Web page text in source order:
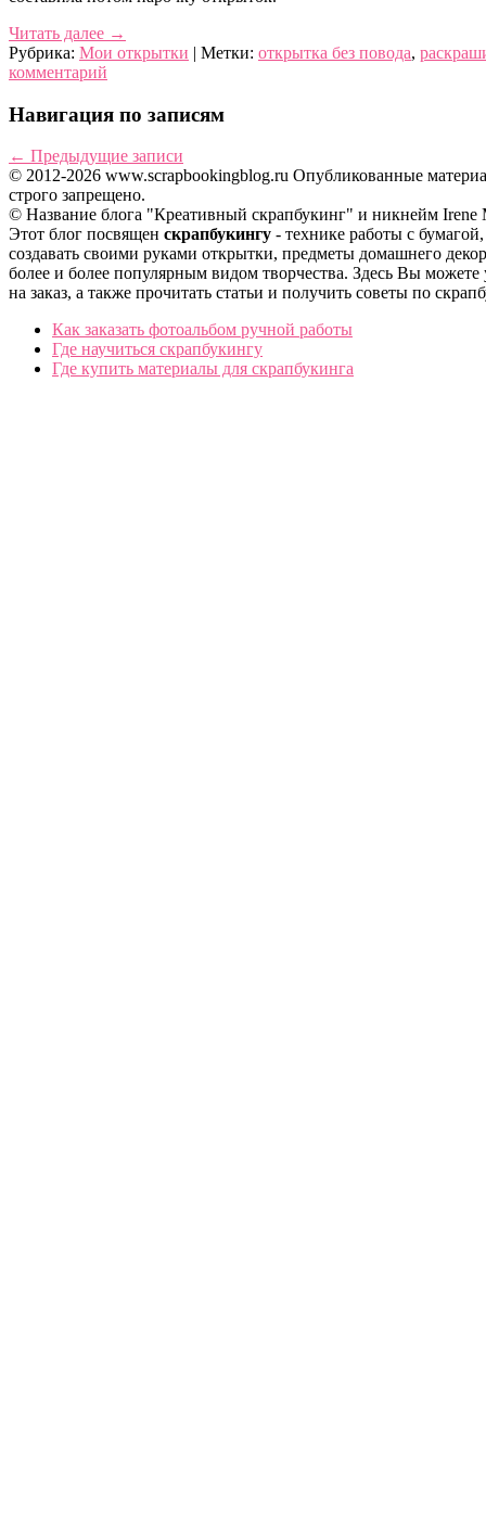
Читать далее →
Рубрика: Мои открытки | Метки: открытка без повода,
комментарий
Навигация по записям
← Предыдущие записи
© 2012-2026 www.scrapbookingblog.ru Опубликованные
строго запрещено.
© Название блога "Креативный скрапбукинг" и никнейм
Этот блог посвящен скрапбукингу - технике работы с
создавать своими руками открытки, предметы домашнего
более и более популярным видом творчества. Здесь Вы
на заказ, а также прочитать статьи и получить советы по
Как заказать фотоальбом ручной работы
Где научиться скрапбукингу
Где купить материалы для скрапбукинга